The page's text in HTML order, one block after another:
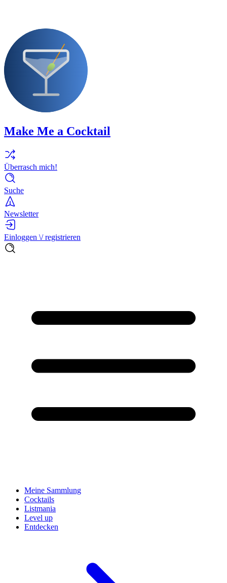
Make Me a Cocktail
Überrasch mich!
Suche
Newsletter
Einloggen \/ registrieren
Meine Sammlung
Cocktails
Listmania
Level up
Entdecken